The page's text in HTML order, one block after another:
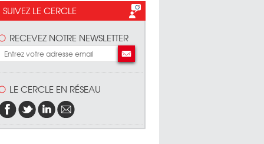
SUIVEZ LE CERCLE
RECEVEZ NOTRE NEWSLETTER
LE CERCLE EN RÉSEAU